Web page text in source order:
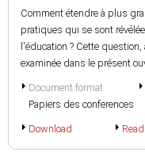
Comment étendre à plus
pratiques qui se sont
l'éducation ? Cette
examinée dans le présent
Document format
Papiers des conferences
Download